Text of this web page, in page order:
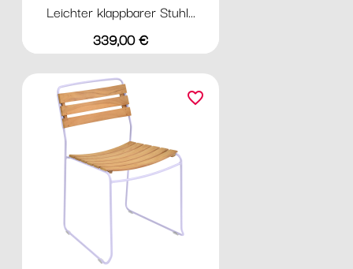
Leichter klappbarer Stuhl...
Preis
339,00 €
favorite_border